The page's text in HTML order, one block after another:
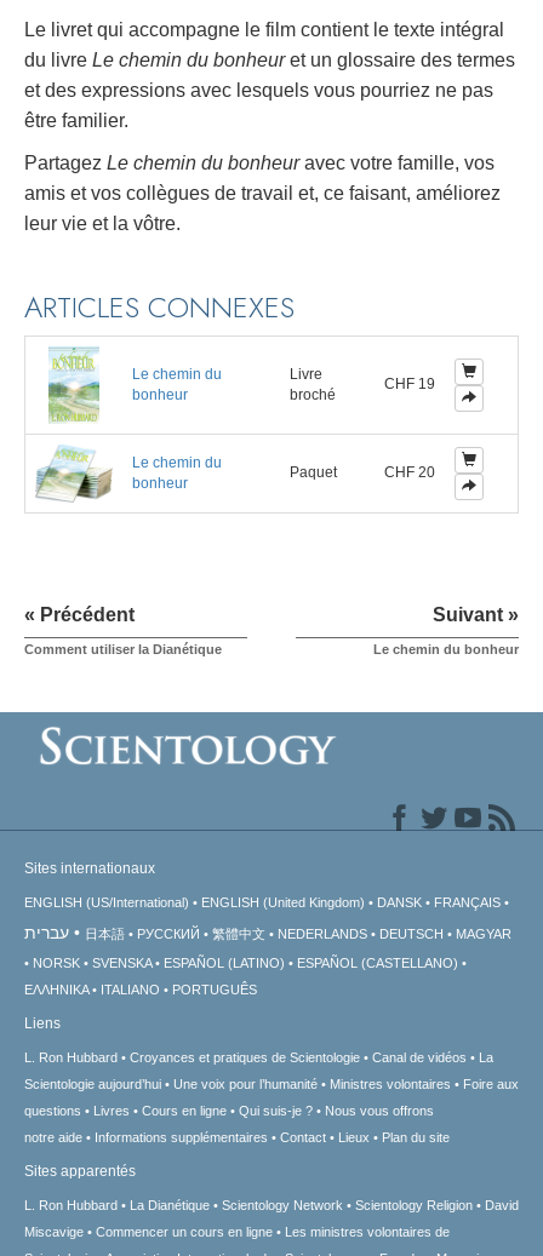
Le livret qui accompagne le film contient le texte intégral
du livre Le chemin du bonheuret un glossaire des termes
et des expressions avec lesquels vous pourriez ne pas
être familier.
Partagez Le chemin du bonheuravec votre famille, vos
amis et vos collègues de travail et, ce faisant, améliorez
leur vie et la vôtre.
ARTICLES CONNEXES
Le chemin du
bonheur
Livre
broché
CHF 19
Le chemin du
bonheur
Paquet CHF 20
« Précédent
Comment utiliser la Dianétique
Suivant »
Le chemin du bonheur
Sites internationaux
ENGLISH (US/International) ENGLISH (United Kingdom) DANSK FRANÇAIS
עברית 日本語 РУССКИЙ 繁體中文 NEDERLANDS DEUTSCH
MAGYAR
NORSK
SVENSKA ESPAÑOL (LATINO)
ESPAÑOL (CASTELLANO)
ΕΛΛΗΝΙΚA
ITALIANO PORTUGUÊS
Liens
L. Ron Hubbard Croyances et pratiques de Scientologie Canal de vidéos
La
Scientologie aujourd’hui
Une voix pour l’humanité Ministres volontaires
Foire aux
questions
Livres Cours en ligne Qui suis-je ?
Nous vous offrons
notre aide
Informations supplémentaires Contact Lieux Plan du site
Sites apparentés
L. Ron Hubbard La Dianétique Scientology Network Scientology Religion
David
Miscavige
Commencer un cours en ligne
Les ministres volontaires de